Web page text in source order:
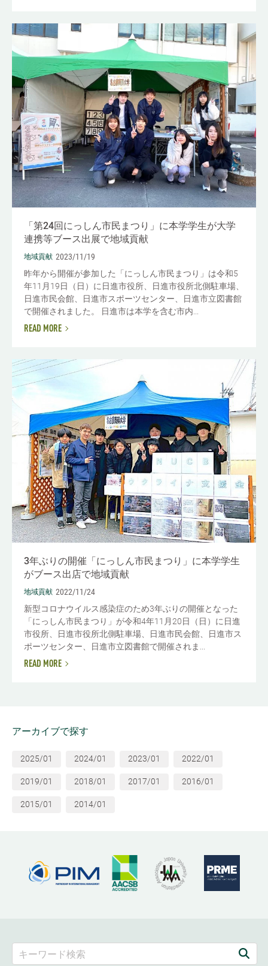
「第24回にっしん市民まつり」に本学学生が大学
連携等ブース出展で地域貢献
地域貢献 2023/11/19
昨年から開催が参加した「にっしん市民まつり」は令和5
年11月19日（日）に日進市役所、日進市役所北側駐車場、
日進市民会館、日進市スポーツセンター、日進市立図書館
で開催されました。 日進市は本学を含む市内...
READ MORE
3年ぶりの開催「にっしん市民まつり」に本学学生
がブース出店で地域貢献
地域貢献 2022/11/24
新型コロナウイルス感染症のため3年ぶりの開催となった
「にっしん市民まつり」が令和4年11月20日（日）に日進
市役所、日進市役所北側駐車場、日進市民会館、日進市ス
ポーツセンター、日進市立図書館で開催されま...
READ MORE
アーカイブで探す
2025/01 2024/01 2023/01 2022/01
2019/01 2018/01 2017/01 2016/01
2015/01 2014/01